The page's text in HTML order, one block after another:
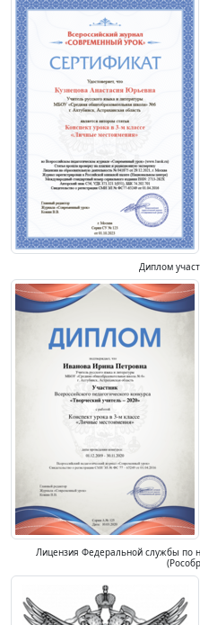
Диплом
Лицензия Федеральной службы по